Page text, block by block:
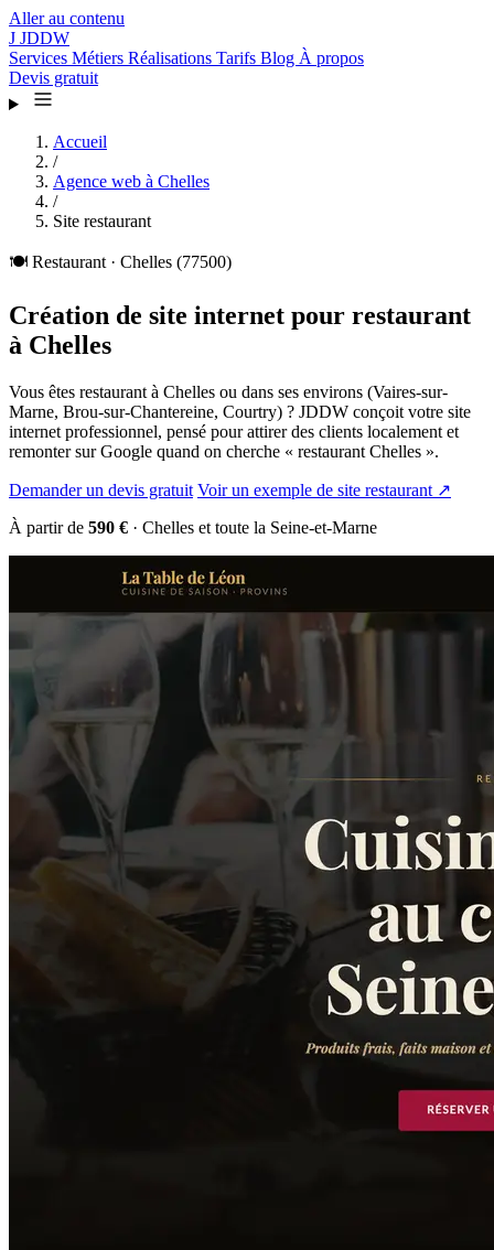
Aller au contenu
J JDDW
Services Métiers Réalisations Tarifs Blog À propos
Devis gratuit
Accueil
/
Agence web à Chelles
/
Site restaurant
🍽️ Restaurant · Chelles (77500)
Création de site internet pour restaurant
à Chelles
Vous êtes restaurant à Chelles ou dans ses environs (Vaires-sur-
Marne, Brou-sur-Chantereine, Courtry) ? JDDW conçoit votre site
internet professionnel, pensé pour attirer des clients localement et
remonter sur Google quand on cherche « restaurant Chelles ».
Demander un devis gratuit Voir un exemple de site restaurant ↗
À partir de 590 € · Chelles et toute la Seine-et-Marne